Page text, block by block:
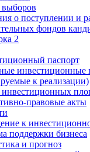
о поступлении и
фондов
2
паспорт
инвестиционные
к реализации)
инвестиционных
правовые акты
к
поддержки бизнеса
и прогноз